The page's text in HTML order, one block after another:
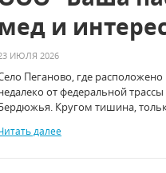
мед и
ИЮЛЯ 2026
Пеганово, где
от федеральной
Кругом тишина,
далее